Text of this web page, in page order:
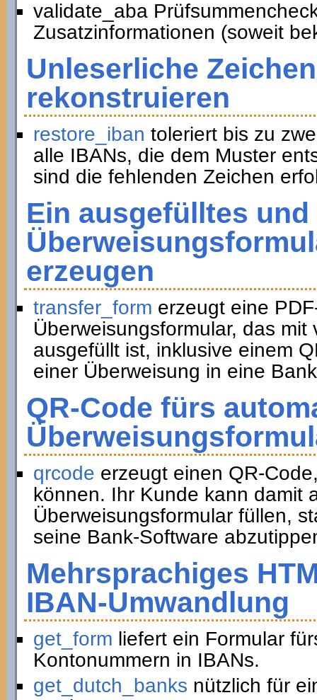
validate_aba
Zusatzinformationen (soweit
Unleserliche
rekonstruieren
restore_iban toleriert bis zu
alle IBANs, die dem Muster
sind die fehlenden Zeichen
Ein ausgefülltes
erzeugen
transfer_form erzeugt eine
Überweisungsformular, das
ausgefüllt ist, inklusive einem
einer Überweisung in eine
QR-Code fürs
qrcode erzeugt einen QR-
können. Ihr Kunde kann damit
Überweisungsformular füllen,
seine Bank-Software
Mehrsprachiges
IBAN-Umwandlung
get_form liefert ein Formular
Kontonummern in IBANs.
get_dutch_banks nützlich für